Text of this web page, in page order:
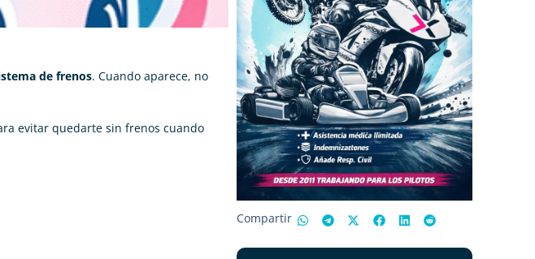
de frenos. Cuando aparece, no
evitar quedarte sin frenos cuando
Compartir